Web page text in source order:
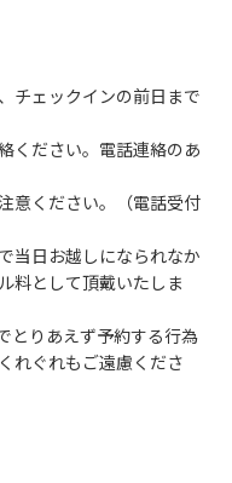
せん。高校生以上の方
。）の使用は、事前に
除き、正午からです。
予約をお願いします。
ってください。午後3
ましたら管理棟にて手
お越しの方は、翌朝
は、駐車場にとめてく
（日帰り使用の場合は
手続きを行っていない
続きを行ってくださ
ンに出してください。
チェックインの前日まで
ください。電話連絡のあ
意ください。（電話受付
当日お越しになられなか
料として頂戴いたしま
とりあえず予約する行為
れぐれもご遠慮くださ